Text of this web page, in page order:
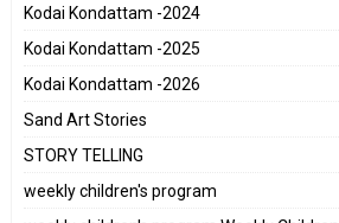
Kodai Kondattam -2024
Kodai Kondattam -2025
Kodai Kondattam -2026
Sand Art Stories
STORY TELLING
weekly children's program